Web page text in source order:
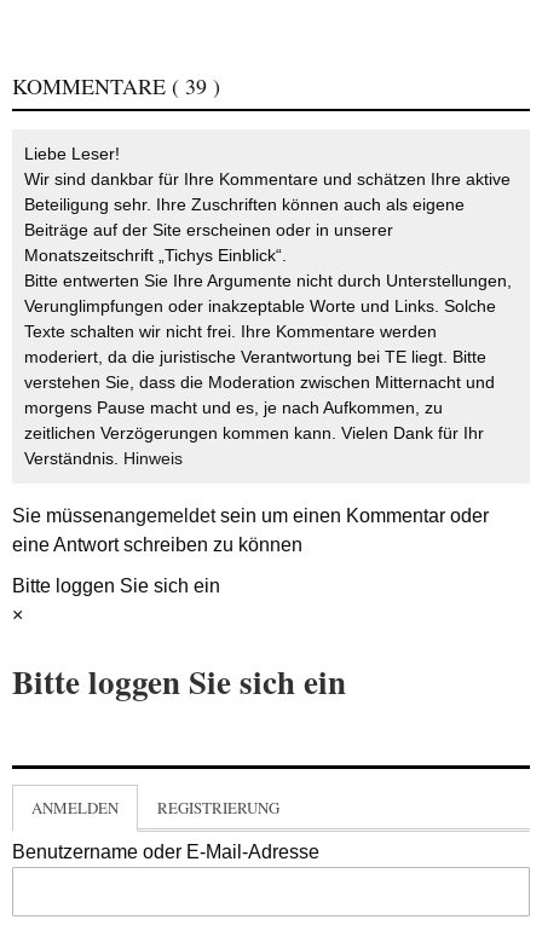
KOMMENTARE ( 39 )
Liebe Leser!
Wir sind dankbar für Ihre Kommentare und schätzen Ihre aktive
Beteiligung sehr. Ihre Zuschriften können auch als eigene
Beiträge auf der Site erscheinen oder in unserer
Monatszeitschrift „Tichys Einblick“.
Bitte entwerten Sie Ihre Argumente nicht durch Unterstellungen,
Verunglimpfungen oder inakzeptable Worte und Links. Solche
Texte schalten wir nicht frei. Ihre Kommentare werden
moderiert, da die juristische Verantwortung bei TE liegt. Bitte
verstehen Sie, dass die Moderation zwischen Mitternacht und
morgens Pause macht und es, je nach Aufkommen, zu
zeitlichen Verzögerungen kommen kann. Vielen Dank für Ihr
Verständnis. Hinweis
Sie müssenangemeldetsein um einen Kommentar oder
eine Antwort schreiben zu können
Bitte loggen Sie sich ein
×
Bitte loggen Sie sich ein
ANMELDEN REGISTRIERUNG
Benutzername oder E-Mail-Adresse